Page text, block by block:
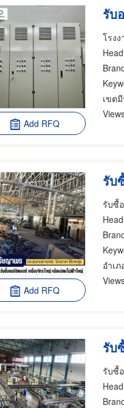
Add RFQ
รับ
โรง
เขต
Add RFQ
รับ
อำเ
รับ